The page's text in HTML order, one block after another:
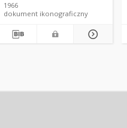
zachodniej, Chełmno
1966
dokument ikonograficzny